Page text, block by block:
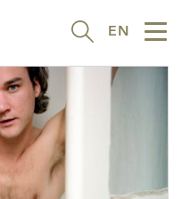
EN